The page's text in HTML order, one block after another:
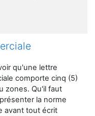
qu'une lettre
comporte cinq (5)
zones. Qu'il faut
la norme
avant tout écrit